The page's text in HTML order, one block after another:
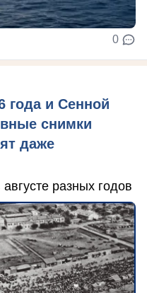
0
года и Сенной
снимки
даже
разных годов